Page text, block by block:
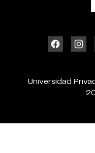
Universidad